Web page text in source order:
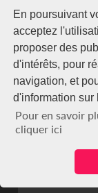
En poursuivant
acceptez
proposer des
d'intérêts, pour
navigation, et
d'information sur
Pour en savoir
cliquer ici
+225 07
NEWSLETTER
Restez
S'abonner
Se